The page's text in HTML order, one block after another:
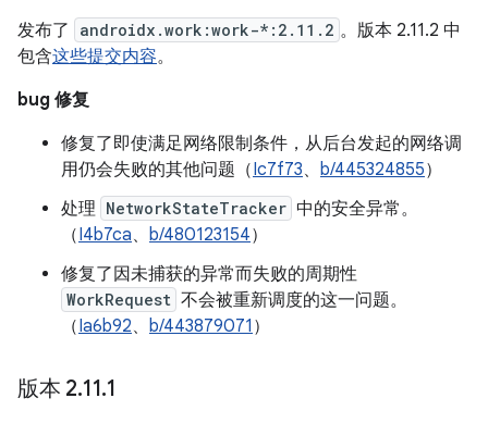
发布了
androidx.work:work-*:2.11.2 。版本 2.11.2 中
包含这些提交内容。
bug 修复
修复了即使满足网络限制条件，从后台发起的网络调
用仍会失败的其他问题（Ic7f73、 b/445324855）
处理 NetworkStateTracker 中的安全异常。
（I4b7ca、 b/480123154）
修复了因未捕获的异常而失败的周期性
WorkRequest 不会被重新调度的这一问题。
（Ia6b92、 b/443879071 ）
版本 2.11.1